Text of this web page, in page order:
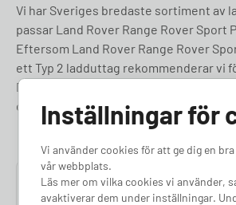
Vi har Sveriges bredaste sortiment av
passar Land Rover Range Rover Sport
Eftersom Land Rover Range Rover
ett Typ 2 ladduttag rekommenderar vi
Du kan alltid kontakta vår support om
osäker.
4.76
Inställningar för
Vi använder cookies för att ge dig en
vår webbplats.
Läs mer om vilka cookies vi använder,
avaktiverar dem under inställningar.